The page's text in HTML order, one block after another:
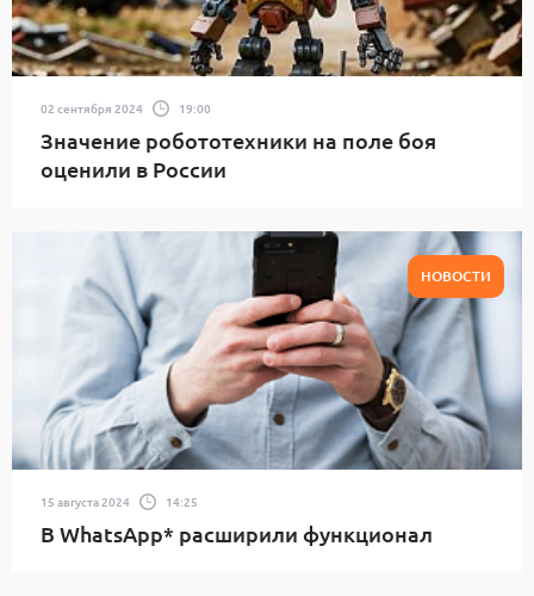
02 сентября 2024 19:00
Значение робототехники на поле боя
оценили в России
НОВОСТИ
15 августа 2024 14:25
В WhatsApp* расширили функционал